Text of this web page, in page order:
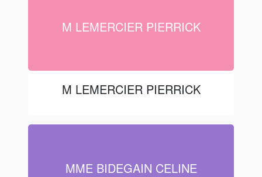
M LEMERCIER PIERRICK
M LEMERCIER PIERRICK
MME BIDEGAIN CELINE